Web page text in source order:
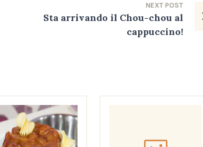
NEXT POST
Sta arrivando il Chou-chou al
cappuccino!